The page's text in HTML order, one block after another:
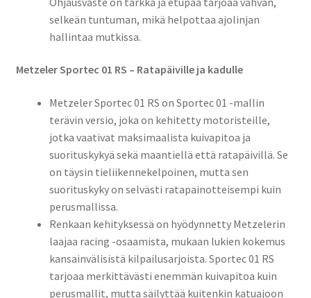
selkeän tuntuman, mikä helpottaa ajolinjan
hallintaa mutkissa.
Metzeler Sportec 01 RS – Ratapäiville ja kadulle
Metzeler Sportec 01 RS on Sportec 01 -mallin
terävin versio, joka on kehitetty motoristeille,
jotka vaativat maksimaalista kuivapitoa ja
suorituskykyä sekä maantiellä että ratapäivillä. Se
on täysin tieliikennekelpoinen, mutta sen
suorituskyky on selvästi ratapainotteisempi kuin
perusmallissa.
Renkaan kehityksessä on hyödynnetty Metzelerin
laajaa racing -osaamista, mukaan lukien kokemus
kansainvälisistä kilpailusarjoista. Sportec 01 RS
tarjoaa merkittävästi enemmän kuivapitoa kuin
perusmallit, mutta säilyttää kuitenkin katuajoon